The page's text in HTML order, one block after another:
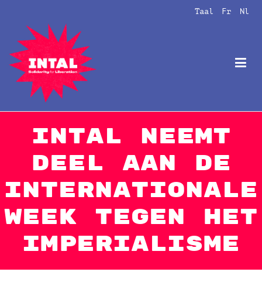
springen
Taal Fr Nl
Intal
Globalize Solidarity!
intal neemt
deel aan de
Internationale
week tegen het
imperialisme